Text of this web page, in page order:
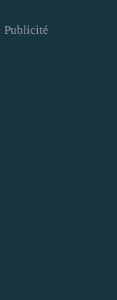
Publicité